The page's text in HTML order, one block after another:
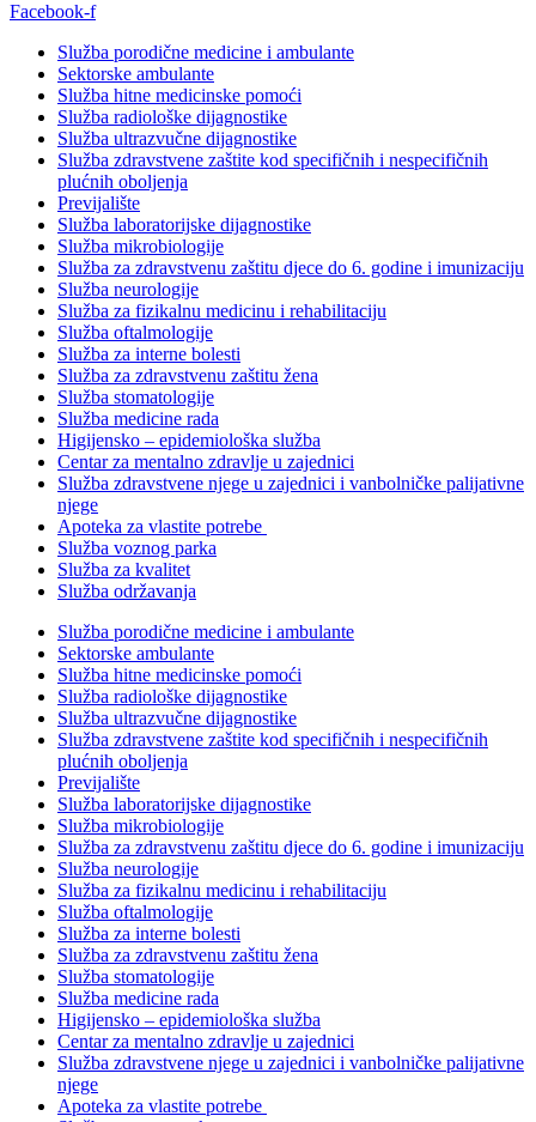
Facebook-f
Služba porodične medicine i ambulante
Sektorske ambulante
Služba hitne medicinske pomoći
Služba radiološke dijagnostike
Služba ultrazvučne dijagnostike
Služba zdravstvene zaštite kod specifičnih i nespecifičnih
plućnih oboljenja
Previjalište
Služba laboratorijske dijagnostike
Služba mikrobiologije
Služba za zdravstvenu zaštitu djece do 6. godine i imunizaciju
Služba neurologije
Služba za fizikalnu medicinu i rehabilitaciju
Služba oftalmologije
Služba za interne bolesti
Služba za zdravstvenu zaštitu žena
Služba stomatologije
Služba medicine rada
Higijensko – epidemiološka služba
Centar za mentalno zdravlje u zajednici
Služba zdravstvene njege u zajednici i vanbolničke palijativne
njege
Apoteka za vlastite potrebe
Služba voznog parka
Služba za kvalitet
Služba održavanja
Služba porodične medicine i ambulante
Sektorske ambulante
Služba hitne medicinske pomoći
Služba radiološke dijagnostike
Služba ultrazvučne dijagnostike
Služba zdravstvene zaštite kod specifičnih i nespecifičnih
plućnih oboljenja
Previjalište
Služba laboratorijske dijagnostike
Služba mikrobiologije
Služba za zdravstvenu zaštitu djece do 6. godine i imunizaciju
Služba neurologije
Služba za fizikalnu medicinu i rehabilitaciju
Služba oftalmologije
Služba za interne bolesti
Služba za zdravstvenu zaštitu žena
Služba stomatologije
Služba medicine rada
Higijensko – epidemiološka služba
Centar za mentalno zdravlje u zajednici
Služba zdravstvene njege u zajednici i vanbolničke palijativne
njege
Apoteka za vlastite potrebe